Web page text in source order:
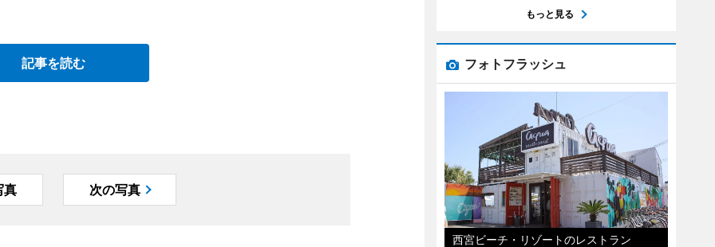
記事を読む
真 次の写真
もっと見る
フォトフラッシュ
西宮ビーチ・リゾートのレストラン